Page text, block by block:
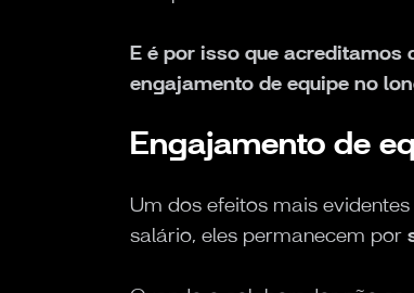
E é por isso que acreditamos
engajamento de equipe no
Engajamento de
Um dos efeitos mais
salário, eles permanecem por